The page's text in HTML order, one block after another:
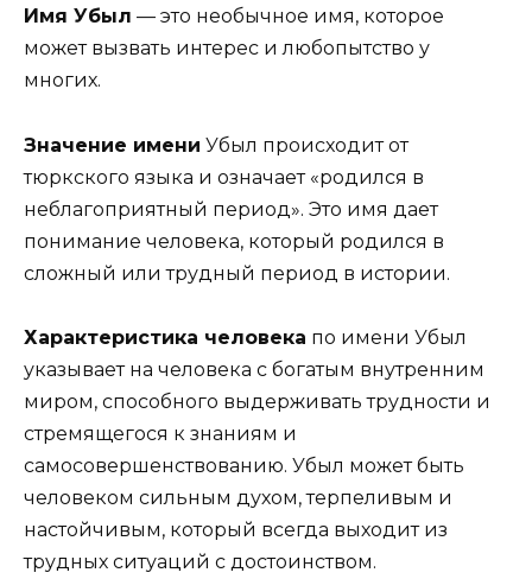
Имя Убыл — это необычное имя, которое
может вызвать интерес и любопытство у
многих.
Значение имени Убыл происходит от
тюркского языка и означает «родился в
неблагоприятный период». Это имя дает
понимание человека, который родился в
сложный или трудный период в истории.
Характеристика человека по имени Убыл
указывает на человека с богатым внутренним
миром, способного выдерживать трудности и
стремящегося к знаниям и
самосовершенствованию. Убыл может быть
человеком сильным духом, терпеливым и
настойчивым, который всегда выходит из
трудных ситуаций с достоинством.